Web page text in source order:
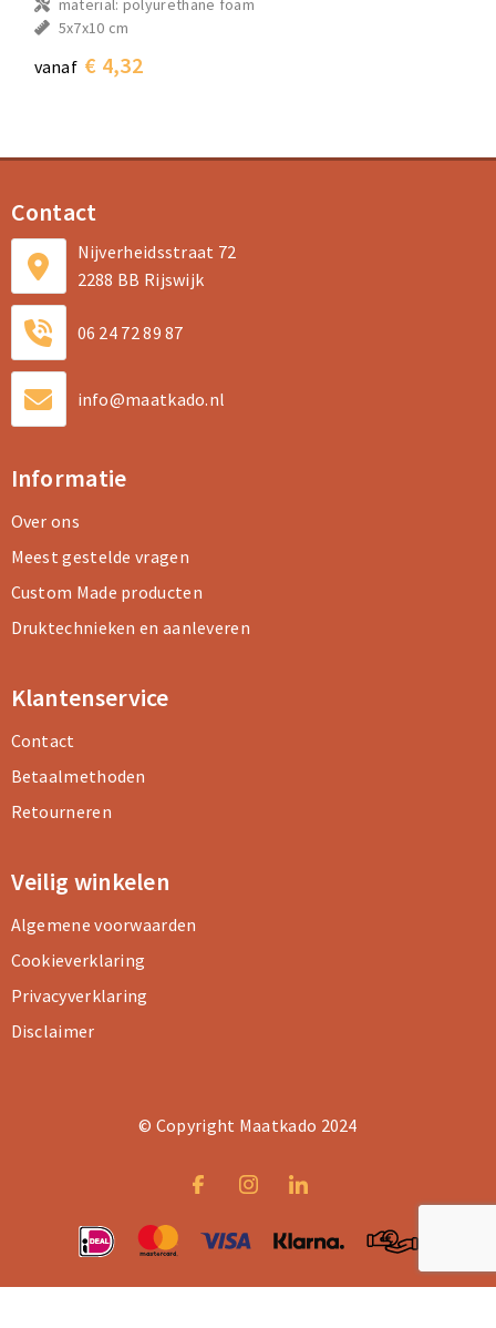
material: polyurethane foam
5x7x10 cm
vanaf € 4,32
Contact
Nijverheidsstraat 72
2288 BB Rijswijk
06 24 72 89 87
info@maatkado.nl
Informatie
Over ons
Meest gestelde vragen
Custom Made producten
Druktechnieken en aanleveren
Klantenservice
Contact
Betaalmethoden
Retourneren
Veilig winkelen
Algemene voorwaarden
Cookieverklaring
Privacyverklaring
Disclaimer
© Copyright Maatkado 2024